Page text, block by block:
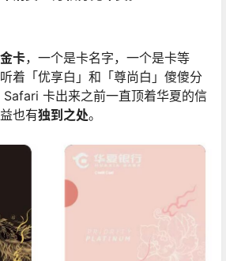
卡，一个是卡名字，一个是卡等
着「优享白」和「尊尚白」傻傻分
卡出来之前一直顶着华夏的信
也有独到之处。